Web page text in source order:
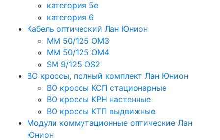
категория 5e
категория 6
Кабель оптический Лан Юнион
MM 50/125 OM3
MM 50/125 OM4
SM 9/125 OS2
ВО кроссы, полный комплект Лан Юнион
ВО кроссы КСП стационарные
ВО кроссы КРН настенные
ВО кроссы КТП выдвижные
Модули коммутационные оптические Лан
Юнион